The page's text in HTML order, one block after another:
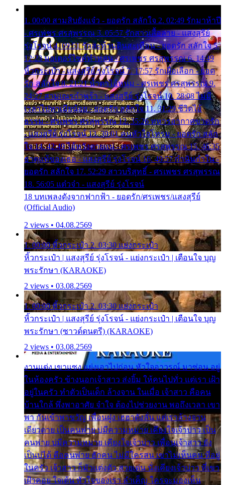
1. 00:00 สามสิบยังแจ๋ว - ยอดรัก สลักใจ 2. 02:49 รักมาห้าปี
- ศรเพชร ศรสุพรรณ 3. 05:57 รักสาวเสื้อลาย - แสงสุรีย์
รุ่งโรจน์ 4. 09:51 รักสะท้านดินสะเทือน - ยอดรัก สลักใจ 5.
12:23 มอเตอร์ไซค์ทำหล่น - ศรเพชร ศรสุพรรณ 6. 14:49
หิ้วกระเป๋า - แสงสุรีย์ รุ่งโรจน์ 7. 17:57 รักเผื่อเลือก - ยอด
รัก สลักใจ 8. 21:21 น้ำตาไอ้หนุ่ม - ศรเพชร ศรสุพรรณ 9.
24:27 สามเณรกำพร้า - แสงสุรีย์ รุ่งโรจน์ 10. 28:08 ไม่มี
เวลาไปหาเมียน้อย - ยอดรัก สลักใจ 11. 31:29 ชีวิตไอ้
ธรรม - ศรเพชร ศรสุพรรณ 12. 35:26 ทหารอากาศขาดรัก
- แสงสุรีย์ รุ่งโรจน์ 13. 39:01 คนหัวใจโทรม - ยอดรัก สลัก
ใจ 14. 42:49 ไอ้หวังตายแน่ - ศรเพชร ศรสุพรรณ 15. 46:35
ธาตุแท้ของเธอ - แสงสุรีย์ รุ่งโรจน์ 16. 49:57 กำนันกำใน -
ยอดรัก สลักใจ 17. 52:29 สาวบริสุทธิ์ - ศรเพชร ศรสุพรรณ
18. 56:05 แต๋วจ๋า - แสงสุรีย์ รุ่งโรจน์
18 บทเพลงดังจากฟากฟ้า - ยอดรัก/ศรเพชร/แสงสุรีย์
(Official Audio)
2 views • 04.08.2569
1. 00:00 หิ้วกระเป๋า 2. 03:30 แย่งกระเป๋า
หิ้วกระเป๋า | แสงสุรีย์ รุ่งโรจน์ - แย่งกระเป๋า | เตือนใจ บุญ
พระรักษา (KARAOKE)
2 views • 03.08.2569
1. 00:00 หิ้วกระเป๋า 2. 03:30 แย่งกระเป๋า
หิ้วกระเป๋า | แสงสุรีย์ รุ่งโรจน์ - แย่งกระเป๋า | เตือนใจ บุญ
พระรักษา (ซาวด์ดนตรี) (KARAOKE)
2 views • 03.08.2569
งานแต่ง เขาแซง แย่งเอาไปก่อน หัวใจอาวรณ์ มาซ่อน อยู่
ในห้องครัว ข้างนอกเจ้าสาว ส่งยิ้ม ให้คนไปทั่ว แต่เรา เฝ้า
อยู่ในครัว ทำตัวเป็นเด็ก ล้างจาน ในเมื่อ เจ้าสาว คือคน
บ้านใกล้ พึ่งพาอาศัย จำใจ ต้องไปช่วยงาน พอถึงเวลา เขา
พา กันเข้าพาขวัญ เพื่อนฝูง เฮฮาดังลั่น แต่เราล้างจาน
เดียวดาย เป็นคนพ่าย บ่มีความหมาย เคียงใจเจ้าบ่าว เป็น
คนพ่าย บ่มีความหมาย เคียงใจเจ้าบ่าว เพื่อนเจ้าสาว ยัง
เป็นบ่ได้ คือคนพ่าย ฮักคน ไม่มีใครสน เขาไม่เห็นคน ที่อยู่
ในครัว เจ้าสาว ก็มัวแต่งตัว สวยเด่น นั่งเคียงเจ้าบ่าว ที่เขา
เฝ้าคอย ใจเต้น หัวใจของเรา ลำเค็ญ ใครจะมองเห็น